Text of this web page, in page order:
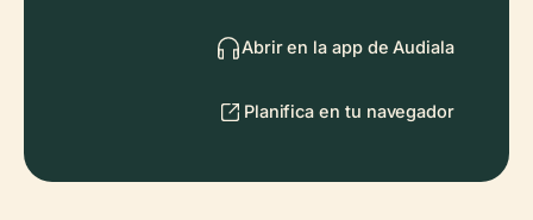
Abrir en la app de Audiala
Planifica en tu navegador